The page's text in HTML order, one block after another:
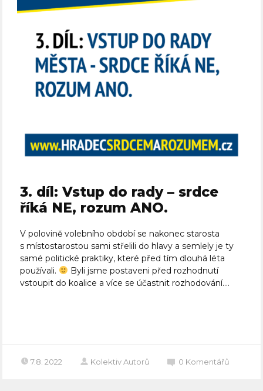
3. díl: Vstup do rady – srdce
říká NE, rozum ANO.
V polovině volebního období se nakonec starosta
s místostarostou sami střelili do hlavy a semlely je ty
samé politické praktiky, které před tím dlouhá léta
používali.
Byli jsme postaveni před rozhodnutí
vstoupit do koalice a více se účastnit rozhodování....
7.8. 2022 Kolektiv Autorů 0 Komentářů